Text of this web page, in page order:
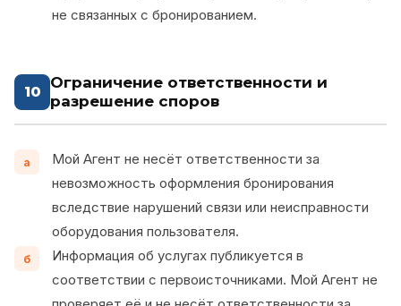
не связанных с бронированием.
10
Ограничение ответственности и
разрешение споров
а
Мой Агент не несёт ответственности за
невозможность оформления бронирования
вследствие нарушений связи или неисправности
оборудования пользователя.
б
Информация об услугах публикуется в
соответствии с первоисточниками. Мой Агент не